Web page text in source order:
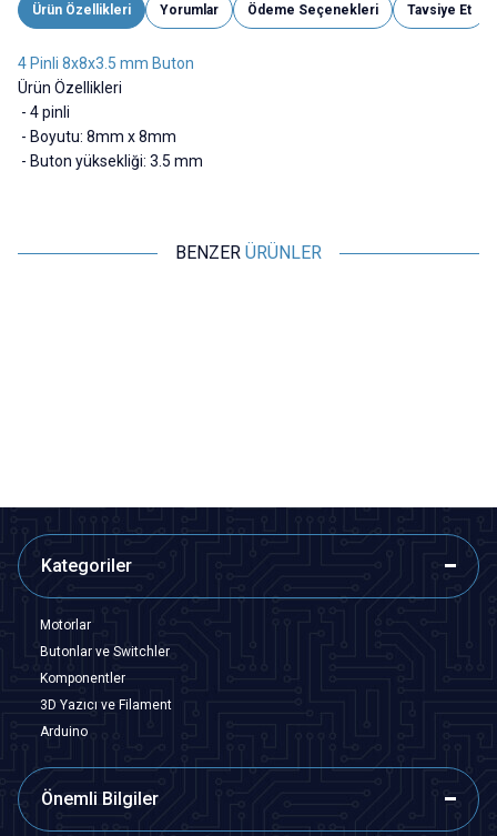
Ürün Özellikleri Yorumlar Ödeme Seçenekleri Tavsiye Et
4 Pinli 8x8x3.5 mm Buton
Ürün Özellikleri
- 4 pinli
- Boyutu: 8mm x 8mm
- Buton yüksekliği: 3.5 mm
BENZER ÜRÜNLER
Kategoriler
Motorlar
Butonlar ve Switchler
Komponentler
3D Yazıcı ve Filament
Arduino
Önemli Bilgiler